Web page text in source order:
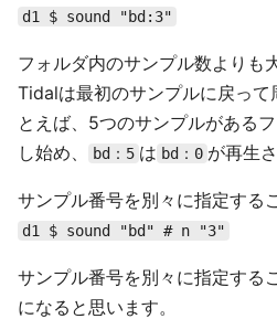
d1 $ sound "bd:3"
フォルダ内のサンプル数よりも
Tidalは最初のサンプルに戻って
とえば、5つのサンプルがある
し始め、
bd：5 は bd：0 が再生
サンプル番号を別々に指定する
d1 $ sound "bd" # n "3"
サンプル番号を別々に指定する
になると思います。